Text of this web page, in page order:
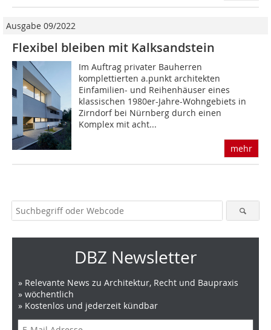
Ausgabe 09/2022
Flexibel bleiben mit Kalksandstein
Im Auftrag privater Bauherren
komplettierten a.punkt architekten
Einfamilien- und Reihenhäuser eines
klassischen 1980er-Jahre-Wohngebiets in
Zirndorf bei Nürnberg durch einen
Komplex mit acht...
mehr
DBZ Newsletter
» Relevante News zu Architektur, Recht und Baupraxis
» wöchentlich
» Kostenlos und jederzeit kündbar